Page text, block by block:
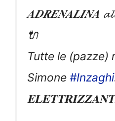
𝑨𝑫𝑹𝑬𝑵𝑨𝑳𝑰𝑵𝑨
🔌
Tutte le (pazze)
Simone #Inzaghi